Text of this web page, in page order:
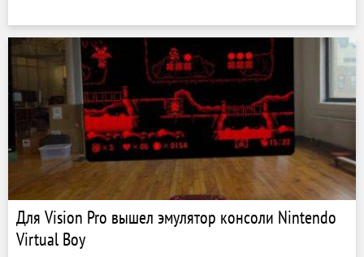
Для Vision Pro вышел эмулятор консоли Nintendo
Virtual Boy